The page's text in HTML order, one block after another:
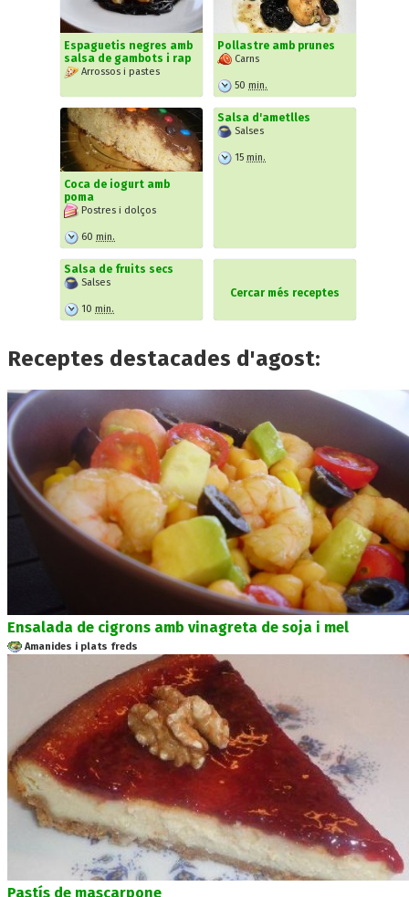
Espaguetis negres amb
salsa de gambots i rap
Arrossos i pastes
Pollastre amb prunes
Carns
50 min.
Coca de iogurt amb
poma
Postres i dolços
60 min.
Salsa d'ametlles
Salses
15 min.
Salsa de fruits secs
Salses
10 min.
Cercar més receptes
Receptes destacades d'agost:
Ensalada de cigrons amb vinagreta de soja i mel
Amanides i plats freds
Pastís de mascarpone